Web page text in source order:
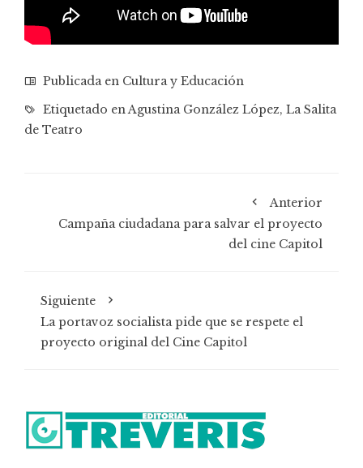
Publicada en Cultura y Educación
Etiquetado enAgustina González López, La Salita
de Teatro
Anterior
Campaña ciudadana para salvar el proyecto
del cine Capitol
Siguiente
La portavoz socialista pide que se respete el
proyecto original del Cine Capitol